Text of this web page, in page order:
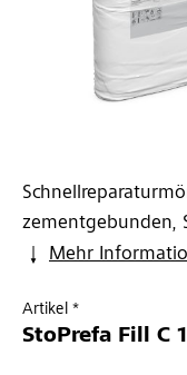
zementgebunden,
Mehr
Artikel *
StoPrefa Fill C